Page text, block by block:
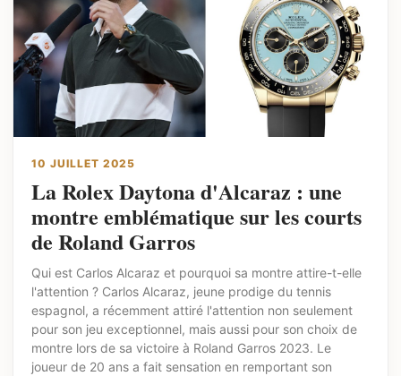
10 JUILLET 2025
La Rolex Daytona d'Alcaraz : une
montre emblématique sur les courts
de Roland Garros
Qui est Carlos Alcaraz et pourquoi sa montre attire-t-elle
l'attention ? Carlos Alcaraz, jeune prodige du tennis
espagnol, a récemment attiré l'attention non seulement
pour son jeu exceptionnel, mais aussi pour son choix de
montre lors de sa victoire à Roland Garros 2023. Le
joueur de 20 ans a fait sensation en remportant son